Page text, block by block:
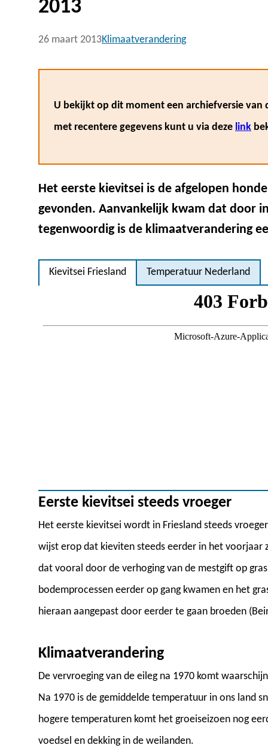
2013
26 maart 2013Klimaatverandering
U bekijkt op dit moment een archiefversie van
met recentere gegevens kunt u via deze link
Het eerste kievitsei is de afgelopen
gevonden. Aanvankelijk kwam dat door
tegenwoordig is de klimaatverandering
Kievitsei Friesland Temperatuur Nederland
Eerste kievitsei steeds vroeger
Het eerste kievitsei wordt in Friesland steeds
wijst erop dat kieviten steeds eerder in het voorjaar
dat vooral door de verhoging van de mestgift op
bodemprocessen eerder op gang kwamen en het
hieraan aangepast door eerder te gaan broeden
Klimaatverandering
De vervroeging van de eileg na 1970 komt
Na 1970 is de gemiddelde temperatuur in ons land
hogere temperaturen komt het groeiseizoen nog
voedsel en dekking in de weilanden.